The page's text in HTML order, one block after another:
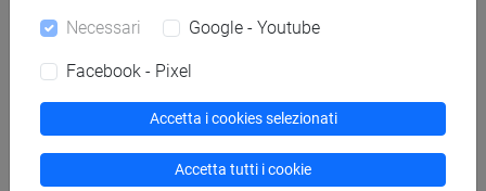
Struttura generale dell'insegnamento
LINGUA TURCA 1
ESERCITAZIONI DI LINGUA TURCA 1
Necessari Google - Youtube
Facebook - Pixel
Accetta i cookies selezionati
Accetta tutti i cookie